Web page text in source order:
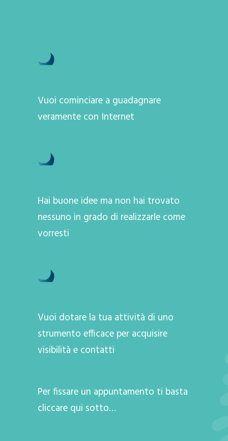
Vuoi cominciare a guadagnare
veramente con Internet
Hai buone idee ma non hai trovato
nessuno in grado di realizzarle come
vorresti
Vuoi dotare la tua attività di uno
strumento efficace per acquisire
visibilità e contatti
Per fissare un appuntamento ti basta
cliccare qui sotto…